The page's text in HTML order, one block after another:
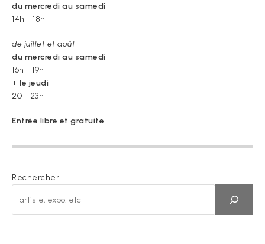
du mercredi au samedi
14h - 18h
de juillet et août
du mercredi au samedi
16h - 19h
+ le jeudi
20 - 23h
Entrée libre et gratuite
Rechercher